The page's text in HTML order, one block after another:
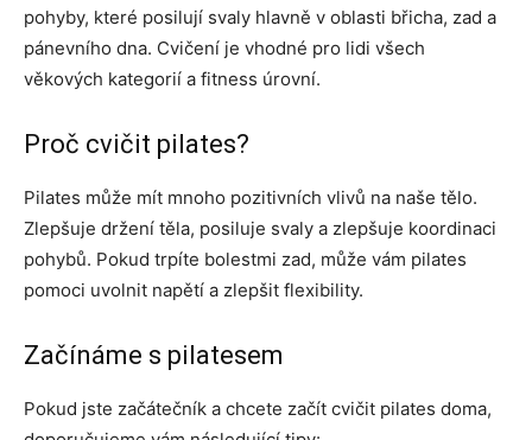
pohyby, které posilují svaly hlavně v oblasti břicha, zad a
pánevního dna. Cvičení je vhodné pro lidi všech
věkových kategorií a fitness úrovní.
Proč cvičit pilates?
Pilates může mít mnoho pozitivních vlivů na naše tělo.
Zlepšuje držení těla, posiluje svaly a zlepšuje koordinaci
pohybů. Pokud trpíte bolestmi zad, může vám pilates
pomoci uvolnit napětí a zlepšit flexibility.
Začínáme s pilatesem
Pokud jste začátečník a chcete začít cvičit pilates doma,